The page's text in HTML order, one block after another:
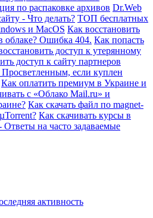
по распаковке архивов Dr.Web
- Что делать? ТОП бесплатных
и MacOS Как восстановить
облаке? Ошибка 404. Как попасть
доступ к утерянному
доступ к сайту партнеров
Просветленным, если куплен
Как оплатить премиум в Украине и
с «Облако Mail.ru» и
Как скачать файл по magnet-
Как скачивать курсы в
Ответы на часто задаваемые
активность